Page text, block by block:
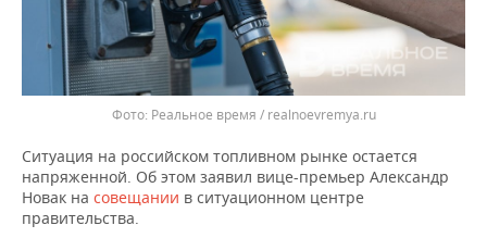
Реальное время / realnoevremya.ru
Ситуация на российском топливном рынке остается
напряженной. Об этом заявил вице-премьер Александр
Новак на совещании в ситуационном центре
правительства.